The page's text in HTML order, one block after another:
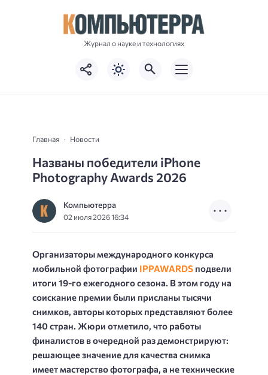
Журнал о науке и технологиях
Главная Новости
Названы победители iPhone
Photography Awards 2026
Компьютерра
02 июля 2026 16:34
Организаторы международного конкурса
мобильной фотографии IPPAWARDS подвели
итоги 19-го ежегодного сезона. В этом году на
соискание премии были присланы тысячи
снимков, авторы которых представляют более
140 стран. Жюри отметило, что работы
финалистов в очередной раз демонстрируют:
решающее значение для качества снимка
имеет мастерство фотографа, а не технические